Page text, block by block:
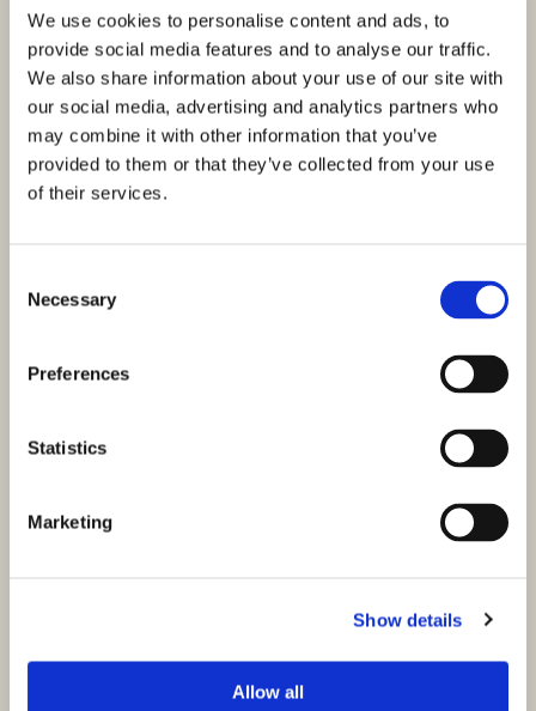
We use cookies to personalise content and ads, to
provide social media features and to analyse our traffic.
We also share information about your use of our site with
our social media, advertising and analytics partners who
may combine it with other information that you’ve
provided to them or that they’ve collected from your use
of their services.
Selection
Necessary
Preferences
Statistics
Marketing
Show details
Allow all
Apartament S5 z widokiem na morze jest na sprzedaż w
nowym budynku mieszkalnym o nowoczesnym i
futurystycznym designie w Grebašticy,…
761.250,00 € ID: 4393
Rozmiar (m²) : 114,76 M²
Pokoje : 3
Odległość od morza : 35 M